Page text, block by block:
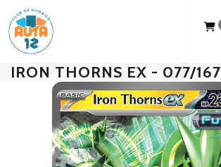
IRON THORNS EX - 077/167